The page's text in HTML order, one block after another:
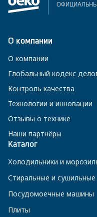
О компании
О компании
Глобальный кодекс
Контроль качества
Технологии и инновации
Отзывы о технике
Наши партнёры
Каталог
Холодильники и
Стиральные и
Посудомоечные машины
Плиты